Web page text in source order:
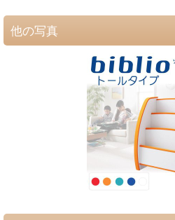
他の写真